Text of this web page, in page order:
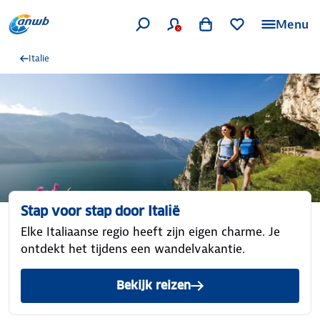
Menu
Italie
Stap voor stap door Italië
Elke Italiaanse regio heeft zijn eigen charme. Je
ontdekt het tijdens een wandelvakantie.
Bekijk reizen